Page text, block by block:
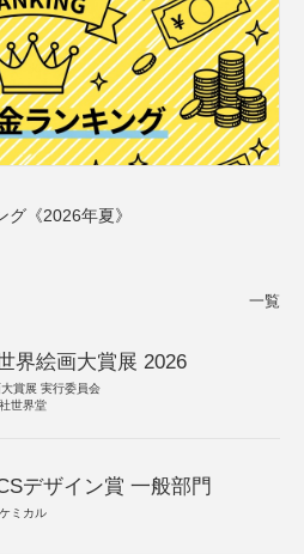
《2026年夏》
一覧
界絵画大賞展 2026
賞展 実行委員会
世界堂
デザイン賞 一般部門
ミカル